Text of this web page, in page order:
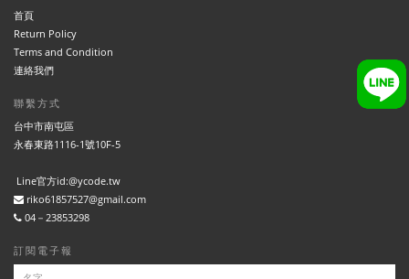
首頁
Return Policy
Terms and Condition
連絡我們
聯繫方式
台中市南屯區
永春東路1116-1號10F-5
Line官方id:@ycode.tw
riko61857527@gmail.com
04－23853298
訂閱電子報